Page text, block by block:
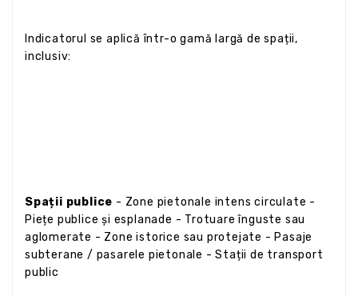
Indicatorul se aplică într-o gamă largă de spații,
inclusiv:
Spații publice - Zone pietonale intens circulate -
Piețe publice și esplanade - Trotuare înguste sau
aglomerate - Zone istorice sau protejate - Pasaje
subterane / pasarele pietonale - Stații de transport
public